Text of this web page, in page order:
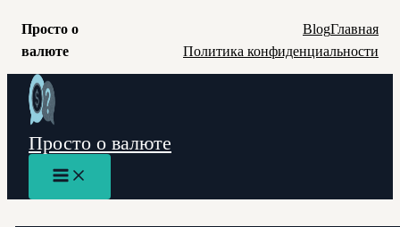
Просто о
валюте
BlogГлавная
Политика конфиденциальности
Перейти
содержимому
Просто о валюте
Main
Menu